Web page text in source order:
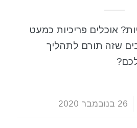
אוכלים פריכיות כמעט
שזה תורם לתהליך
26 בנובמבר 2020